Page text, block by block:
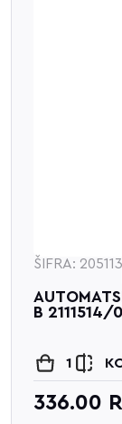
ŠIFRA: 205113
B 2111514/
1
336.00